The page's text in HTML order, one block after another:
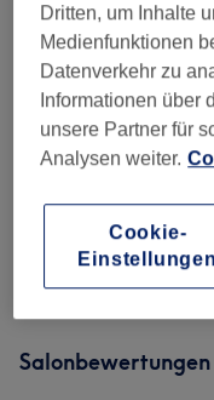
Salonbewertungen
Dritten, um Inhalte
Medienfunktionen
Datenverkehr zu
Informationen über
unsere Partner für
Analysen weiter.
Cookie-
Einstellungen